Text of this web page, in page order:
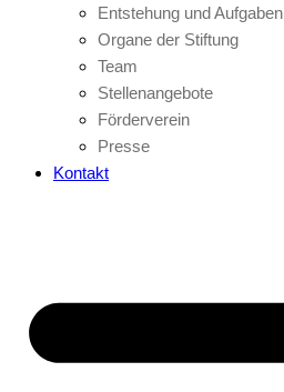
Entstehung und Aufgaben
Organe der Stiftung
Team
Stellenangebote
Förderverein
Presse
Kontakt